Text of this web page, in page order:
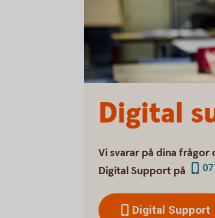
Digital
Vi svarar på dina
Digital Support på
Digital Support